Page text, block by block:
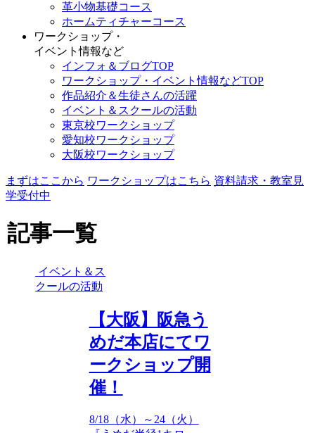
革小物基礎コース
ホームティチャーコース
ワークショップ・
イベント情報など
インフォ＆ブログTOP
ワークショップ・イベント情報などTOP
作品紹介＆生徒さんの活躍
イベント＆スクールの活動
東京校ワークショップ
愛知校ワークショップ
大阪校ワークショップ
まずはここから ワークショップはこちら 資料請求・教室見
学受付中
記事一覧
イベント＆ス
クールの活動
【大阪】阪急う
めだ本店にてワ
ークショップ開
催！
8/18（水）～24（火）